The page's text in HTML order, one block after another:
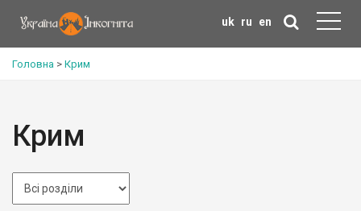
uk ru en
Головна > Крим
Крим